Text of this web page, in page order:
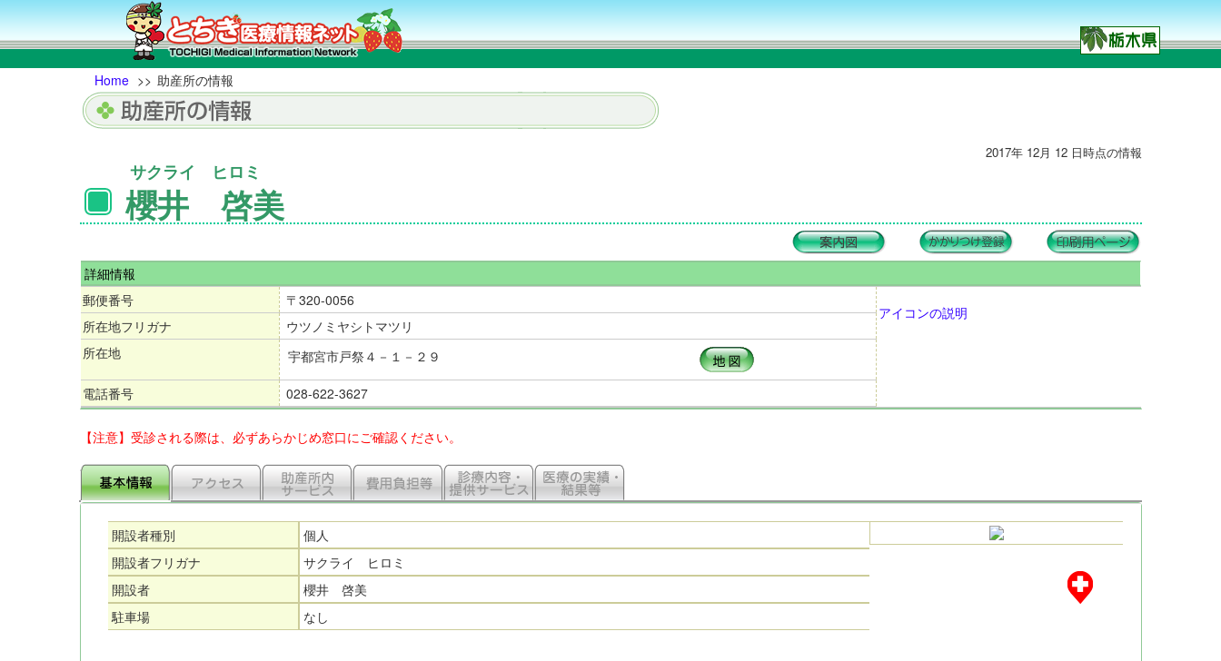
Home >> 助産所の情報
2017年 12月 12 日時点の情報
サクライ ヒロミ
櫻井 啓美
詳細情報
郵便番号
〒320-0056
所在地フリガナ
ウツノミヤシトマツリ
所在地
宇都宮市戸祭４－１－２９
電話番号 028-622-3627
アイコンの説明
【注意】受診される際は、必ずあらかじめ窓口にご確認ください。
開設者種別
個人
開設者フリガナ
サクライ ヒロミ
開設者
櫻井 啓美
駐車場
なし